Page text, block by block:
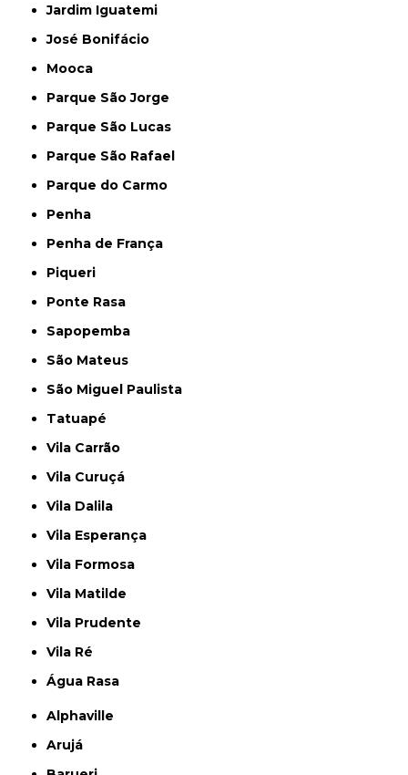
Jardim Iguatemi
José Bonifácio
Mooca
Parque São Jorge
Parque São Lucas
Parque São Rafael
Parque do Carmo
Penha
Penha de França
Piqueri
Ponte Rasa
Sapopemba
São Mateus
São Miguel Paulista
Tatuapé
Vila Carrão
Vila Curuçá
Vila Dalila
Vila Esperança
Vila Formosa
Vila Matilde
Vila Prudente
Vila Ré
Água Rasa
Alphaville
Arujá